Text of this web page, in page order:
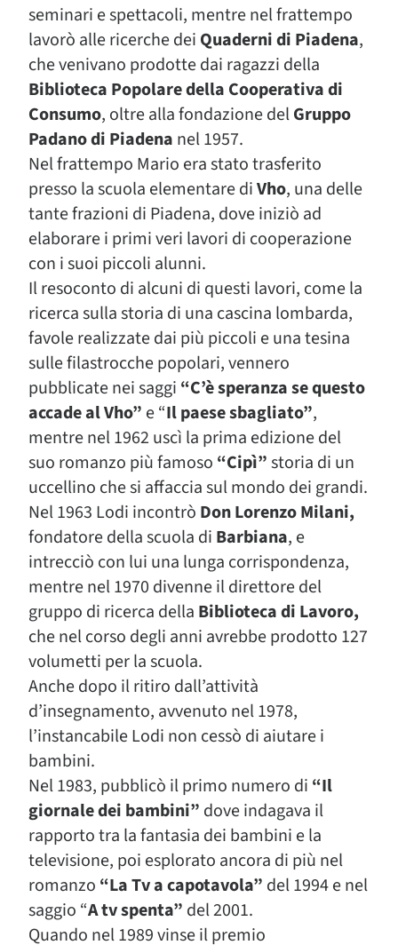
seminari e spettacoli, mentre nel frattempo
lavorò alle ricerche dei Quaderni di Piadena,
che venivano prodotte dai ragazzi della
Biblioteca Popolare della Cooperativa di
Consumo, oltre alla fondazione delGruppo
Padano di Piadena nel 1957.
Nel frattempo Mario era stato trasferito
presso la scuola elementare diVho, una delle
tante frazioni di Piadena, dove iniziò ad
elaborare i primi veri lavori di cooperazione
con i suoi piccoli alunni.
Il resoconto di alcuni di questi lavori, come la
ricerca sulla storia di una cascina lombarda,
favole realizzate dai più piccoli e una tesina
sulle filastrocche popolari, vennero
pubblicate nei saggi “C’è speranza se questo
accade al Vho” e “Il paese sbagliato”,
mentre nel 1962 uscì la prima edizione del
suo romanzo più famoso “Cipì”storia di un
uccellino che si affaccia sul mondo dei grandi.
Nel 1963 Lodi incontrò Don Lorenzo Milani,
fondatore della scuola di Barbiana, e
intrecciò con lui una lunga corrispondenza,
mentre nel 1970 divenne il direttore del
gruppo di ricerca della Biblioteca di Lavoro,
che nel corso degli anni avrebbe prodotto 127
volumetti per la scuola.
Anche dopo il ritiro dall’attività
d’insegnamento, avvenuto nel 1978,
l’instancabile Lodi non cessò di aiutare i
bambini.
Nel 1983, pubblicò il primo numero di “Il
giornale dei bambini” dove indagava il
rapporto tra la fantasia dei bambini e la
televisione, poi esplorato ancora di più nel
romanzo “La Tv a capotavola” del 1994 e nel
saggio “A tv spenta” del 2001.
Quando nel 1989 vinse il premio